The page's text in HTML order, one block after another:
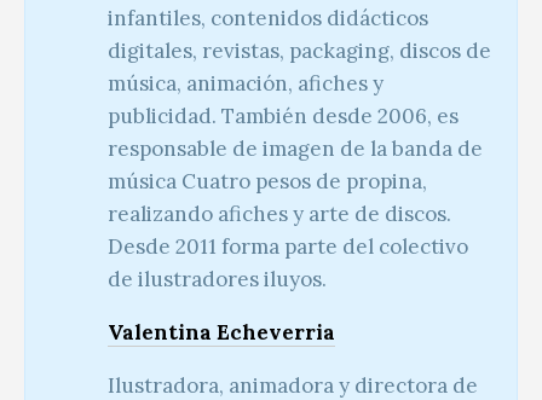
infantiles, contenidos didácticos
digitales, revistas, packaging, discos de
música, animación, afiches y
publicidad. También desde 2006, es
responsable de imagen de la banda de
música Cuatro pesos de propina,
realizando afiches y arte de discos.
Desde 2011 forma parte del colectivo
de ilustradores iluyos.
Valentina Echeverria
Ilustradora, animadora y directora de